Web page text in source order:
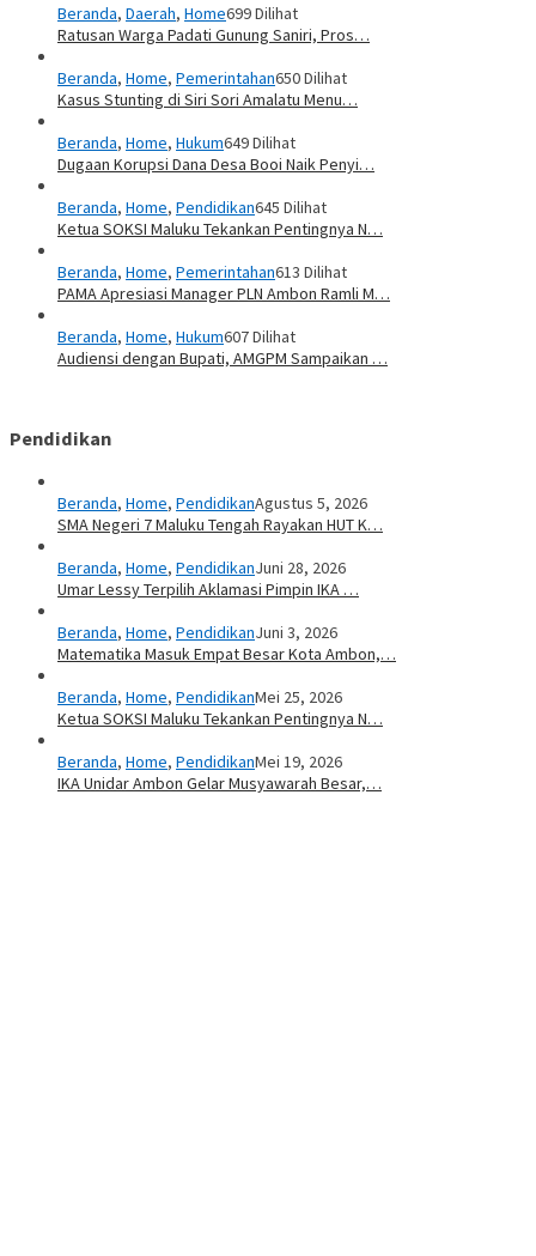
Beranda, Daerah, Home699 Dilihat
Ratusan Warga Padati Gunung Saniri, Pros…
Beranda, Home, Pemerintahan650 Dilihat
Kasus Stunting di Siri Sori Amalatu Menu…
Beranda, Home, Hukum649 Dilihat
Dugaan Korupsi Dana Desa Booi Naik Penyi…
Beranda, Home, Pendidikan645 Dilihat
Ketua SOKSI Maluku Tekankan Pentingnya N…
Beranda, Home, Pemerintahan613 Dilihat
PAMA Apresiasi Manager PLN Ambon Ramli M…
Beranda, Home, Hukum607 Dilihat
Audiensi dengan Bupati, AMGPM Sampaikan …
Pendidikan
Beranda, Home, PendidikanAgustus 5, 2026
SMA Negeri 7 Maluku Tengah Rayakan HUT K…
Beranda, Home, PendidikanJuni 28, 2026
Umar Lessy Terpilih Aklamasi Pimpin IKA …
Beranda, Home, PendidikanJuni 3, 2026
Matematika Masuk Empat Besar Kota Ambon,…
Beranda, Home, PendidikanMei 25, 2026
Ketua SOKSI Maluku Tekankan Pentingnya N…
Beranda, Home, PendidikanMei 19, 2026
IKA Unidar Ambon Gelar Musyawarah Besar,…